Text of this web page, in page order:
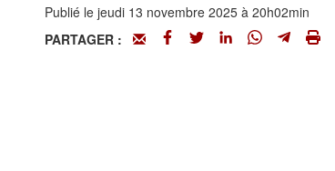
Publié le jeudi 13 novembre 2025 à 20h02min
PARTAGER :